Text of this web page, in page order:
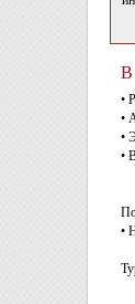
В
•
•
•
•
•